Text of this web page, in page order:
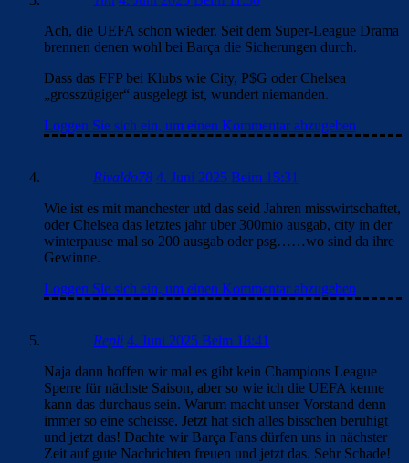
Ach, die UEFA schon wieder. Seit dem Super-League Drama
brennen denen wohl bei Barça die Sicherungen durch.
Dass das FFP bei Klubs wie City, P$G oder Chelsea
„grosszügiger“ ausgelegt ist, wundert niemanden.
Loggen Sie sich ein, um einen Kommentar abzugeben
Rivaldo78 4. Juni 2025 Beim 15:31
Wie ist es mit manchester utd das seid Jahren misswirtschaftet,
oder Chelsea das letztes jahr über 300mio ausgab, city in der
winterpause mal so 200 ausgab oder psg……wo sind da ihre
Gewinne.
Loggen Sie sich ein, um einen Kommentar abzugeben
Repli 4. Juni 2025 Beim 18:41
Naja dann hoffen wir mal es gibt kein Champions League
Sperre für nächste Saison, aber so wie ich die UEFA kenne
kann das durchaus sein. Warum macht unser Vorstand denn
immer so eine scheisse. Jetzt hat sich alles bisschen beruhigt
und jetzt das! Dachte wir Barça Fans dürfen uns in nächster
Zeit auf gute Nachrichten freuen und jetzt das. Sehr Schade!